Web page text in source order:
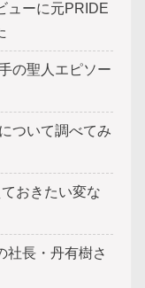
ューに元PRIDE
の聖人エピソー
ついて調べてみ
おきたい変な
社長・丹有樹さ